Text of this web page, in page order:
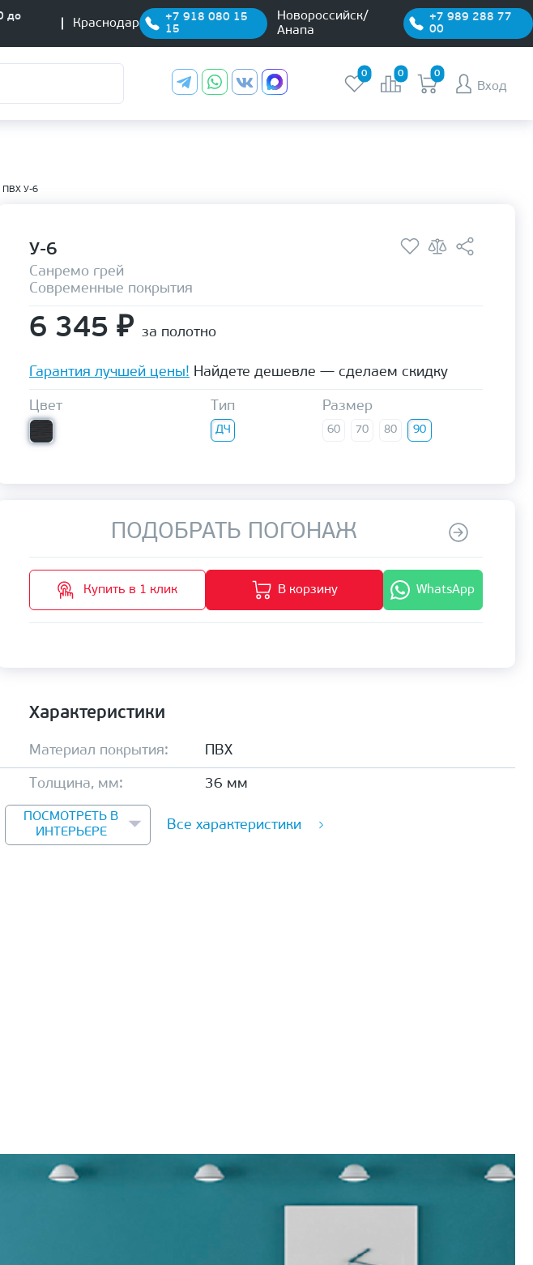
до
Краснодар
+7 918 080 15
15
Новороссийск/
Анапа
+7 989 288 77
00
0 0 0
Вход
ПВХ У-6
У-6
Санремо грей
Современные покрытия
6 345 ₽ за полотно
Гарантия лучшей цены! Найдете дешевле — сделаем скидку
Цвет Тип
ДЧ
Размер
60 70 80 90
ПОДОБРАТЬ ПОГОНАЖ
Купить в 1 клик В корзину WhatsApp
Характеристики
Материал покрытия: ПВХ
Толщина, мм: 36 мм
ПОСМОТРЕТЬ В
ИНТЕРЬЕРЕ
Все характеристики